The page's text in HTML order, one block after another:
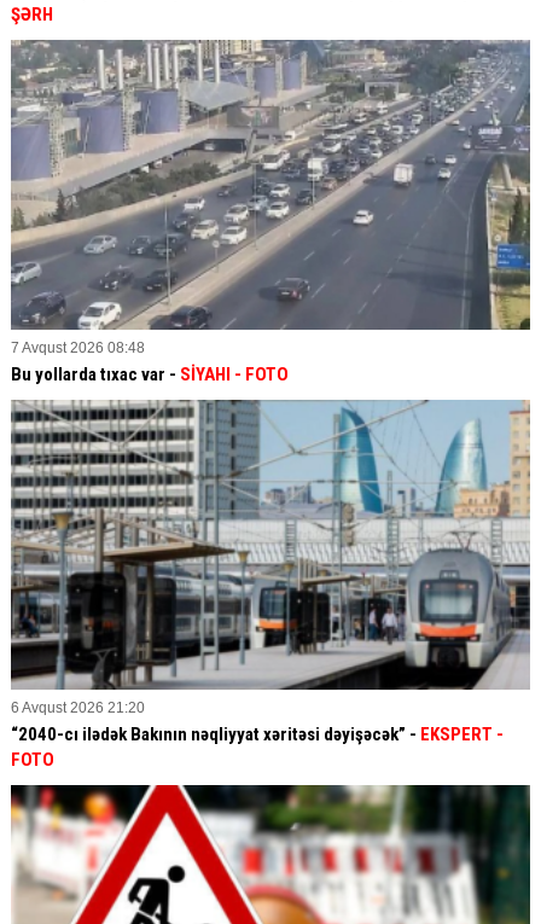
ŞƏRH
7 Avqust 2026 08:48
Bu yollarda tıxac var - SİYAHI - FOTO
6 Avqust 2026 21:20
“2040-cı ilədək Bakının nəqliyyat xəritəsi dəyişəcək” - EKSPERT -
FOTO